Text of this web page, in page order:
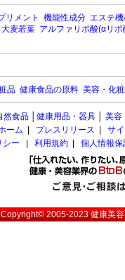
リメント 機能性成分 エステ
大麦若葉 アルファリポ酸(αリポ
品 健康食品の原料 美容・化
然食品 健康用品・器具 美容
ーム
プレスリリース
サ
シー
利用規約 個人情報
Copyright© 2005-2023健康美